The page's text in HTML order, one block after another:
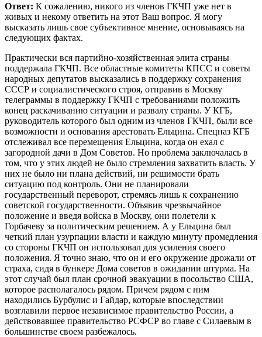
Ответ: К сожалению, никого из членов ГКЧП уже нет в
живых и некому ответить на этот Ваш вопрос. Я могу
высказать лишь свое субъективное мнение, основываясь на
следующих фактах.
Практически вся партийно-хозяйственная элита страны
поддержала ГКЧП. Все областные комитеты КПСС и советы
народных депутатов высказались в поддержку сохранения
СССР и социалистического строя, отправив в Москву
телеграммы в поддержку ГКЧП с требованиями положить
конец раскачиванию ситуации и развалу страны. У КГБ,
руководитель которого был одним из членов ГКЧП, были все
возможности и основания арестовать Ельцина. Спецназ КГБ
отслеживал все перемещения Ельцина, когда он ехал с
загородной дачи в Дом Советов. Но проблема заключалась в
том, что у этих людей не было стремления захватить власть. У
них не было ни плана действий, ни решимости брать
ситуацию под контроль. Они не планировали
государственный переворот, стремясь лишь к сохранению
советской государственности. Объявив чрезвычайное
положение и введя войска в Москву, они полетели к
Горбачеву за политическим решением. А у Ельцина был
четкий план узурпации власти и каждую минуту промедления
со стороны ГКЧП он использовал для усиления своего
положения. Я точно знаю, что он и его окружение дрожали от
страха, сидя в бункере Дома советов в ожидании штурма. На
этот случай был план срочной эвакуации в посольство США,
которое располагалось рядом. Причем рядом с ним
находились Бурбулис и Гайдар, которые впоследствии
возглавили первое независимое правительство России, а
действовавшее правительство РСФСР во главе с Силаевым в
большинстве своем разбежалось.